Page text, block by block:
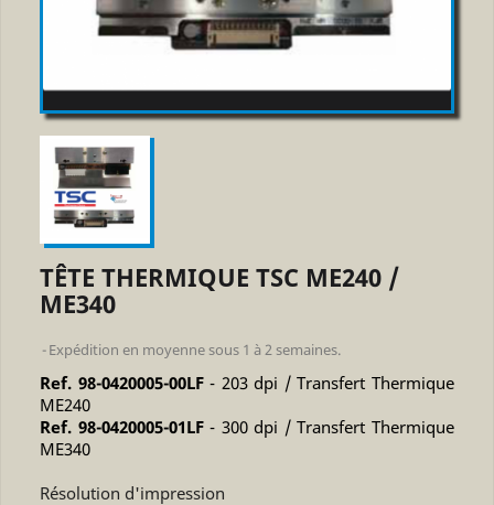
TÊTE THERMIQUE TSC ME240 /
ME340
Expédition en moyenne sous 1 à 2 semaines.
Ref. 98-0420005-00LF- 203 dpi / Transfert Thermique
ME240
Ref. 98-0420005-01LF- 300 dpi / Transfert Thermique
ME340
Résolution d'impression